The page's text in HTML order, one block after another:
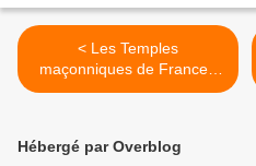
< Les Temples
maçonniques de France :
REMARQUABLE !
Hébergé par Overblog